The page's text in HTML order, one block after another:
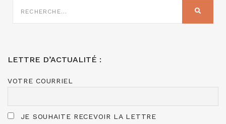
SUR
LETTRE D’ACTUALITÉ :
VOTRE COURRIEL
JE SOUHAITE RECEVOIR LA LETTRE